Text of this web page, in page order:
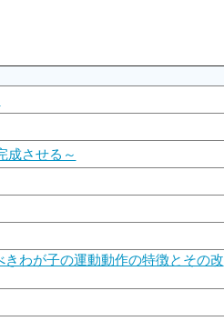
させる～
わが子の運動動作の特徴とその改